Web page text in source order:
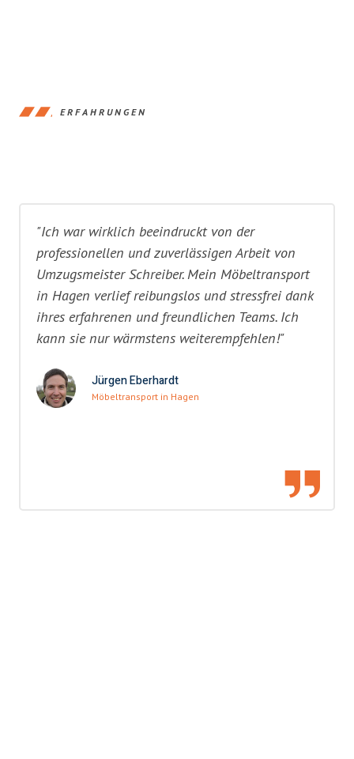
ERFAHRUNGEN
"Ich war wirklich beeindruckt von der
professionellen und zuverlässigen Arbeit von
Umzugsmeister Schreiber. Mein Möbeltransport
in Hagen verlief reibungslos und stressfrei dank
ihres erfahrenen und freundlichen Teams. Ich
kann sie nur wärmstens weiterempfehlen!"
Jürgen Eberhardt
Möbeltransport in Hagen